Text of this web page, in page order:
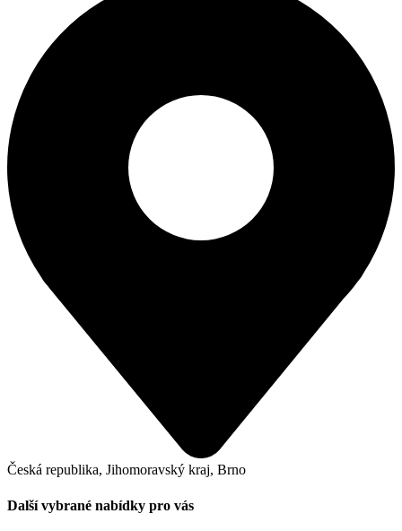
Česká republika, Jihomoravský kraj, Brno
Další vybrané nabídky pro vás